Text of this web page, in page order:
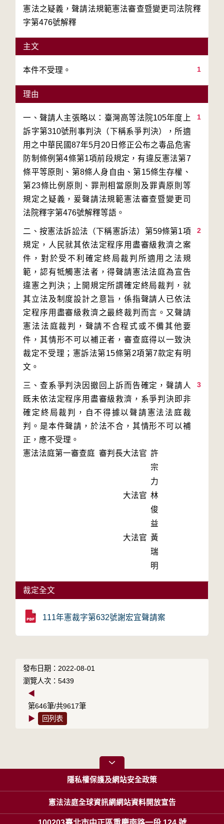
憲法之疑義，聲請法規範憲法審查暨變更司法院釋
字第476號解釋
主文
1
本件不受理。
理由
1
一、聲請人主張略以：臺灣高等法院105年度上
訴字第310號刑事判決（下稱系爭判決），所適
用之中華民國87年5月20日修正公布之毒品危害
防制條例第4條第1項前段規定，有違反憲法第7
條平等原則、第8條人身自由、第15條生存權、
第23條比例原則、罪刑相當原則及罪責原則等
規定之疑義，爰聲請法規範憲法審查暨變更司
2
二、按憲法訴訟法（下稱憲訴法）第59條第1項
規定，人民就其依法定程序用盡審級救濟之案
件，對於受不利確定終局裁判所適用之法規
範，認有牴觸憲法者，得聲請憲法法庭為宣告
違憲之判決；上開規定所謂確定終局裁判，就
其立法及制度設計之意旨，係指聲請人已依法
定程序用盡審級救濟之最終裁判而言。又聲請
憲法法庭裁判，聲請不合程式或不備其他要
件，其情形不可以補正者，審查庭得以一致決
裁定不受理；憲訴法第15條第2項第7款定有明
3
三、查系爭判決因撤回上訴而告確定，聲請人
既未依法定程序用盡審級救濟，系爭判決即非
確定終局裁判，自不得據以聲請憲法法庭裁
判。是本件聲請，於法不合，其情形不可以補
正，應不受理。
憲法法庭第一審查庭 審判長大法官 許
宗
力
大法官 林
俊
益
大法官 黃
瑞
明
裁定全文
111年憲裁字第632號謝宏宜聲請案
發布日期：2022-08-01
瀏覽人次：5439
◀
第646筆/共9617筆
▶
回列表
隱私權保護及網站安全政策
憲法法庭全球資訊網網站資料開放宣告